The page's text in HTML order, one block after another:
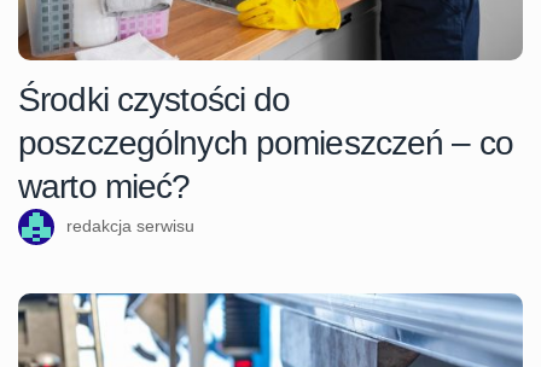
Środki czystości do
poszczególnych pomieszczeń – co
warto mieć?
redakcja serwisu